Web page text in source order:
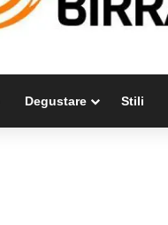
Degustare Stili